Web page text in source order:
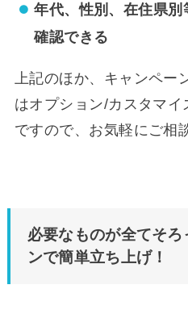
年代、性別、在住県
確認できる
上記のほか、キャンペー
はオプション/カスタマ
ですので、お気軽にご相
必要なものが全てそ
ンで簡単立ち上げ！